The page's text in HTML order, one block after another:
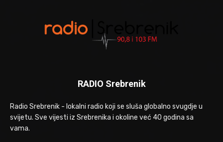
RADIO Srebrenik
Radio Srebrenik - lokalni radio koji se sluša globalno svugdje u
svijetu. Sve vijesti iz Srebrenika i okoline već 40 godina sa
vama.